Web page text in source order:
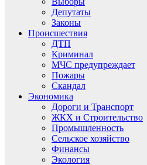
Депутаты
Законы
Происшествия
ДТП
Криминал
МЧС предупреждает
Пожары
Скандал
Экономика
Дороги и Транспорт
ЖКХ и Строительство
Промышленность
Сельское хозяйство
Финансы
Экология